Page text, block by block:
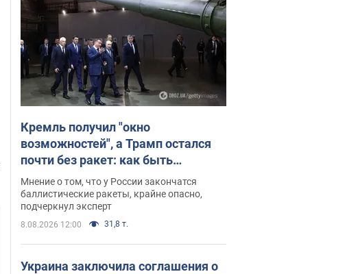
Кремль получил "окно
возможностей", а Трамп остался
почти без ракет: как быть
Украине? Интервью с Мельником
Мнение о том, что у России закончатся
баллистические ракеты, крайне опасно,
подчеркнул эксперт
8.08.2026 12:00 31,8 т.
Украина заключила соглашения о